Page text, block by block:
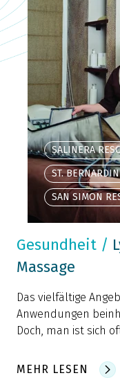
SALINERA
ST.
SAN SIMON
Gesundheit /
Massage
Das vielfältige
Anwendungen
Doch, man ist sich
MEHR LESEN